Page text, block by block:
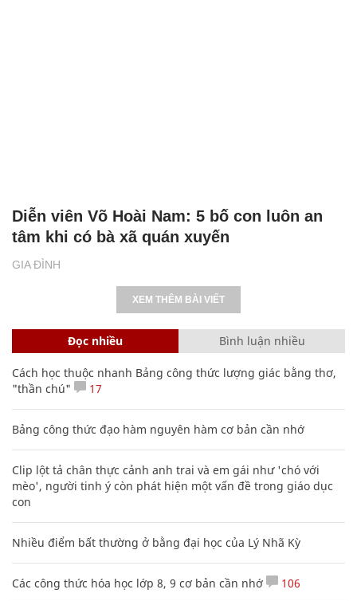
GIA ĐÌNH
Diễn viên Võ Hoài Nam: 5 bố con luôn an
tâm khi có bà xã quán xuyến
XEM THÊM BÀI VIẾT
Đọc nhiều Bình luận nhiều
Cách học thuộc nhanh Bảng công thức lượng giác bằng thơ,
"thần chú"
17
Bảng công thức đạo hàm nguyên hàm cơ bản cần nhớ
Clip lột tả chân thực cảnh anh trai và em gái như 'chó với
mèo', người tinh ý còn phát hiện một vấn đề trong giáo dục
con
Nhiều điểm bất thường ở bằng đại học của Lý Nhã Kỳ
Các công thức hóa học lớp 8, 9 cơ bản cần nhớ 106